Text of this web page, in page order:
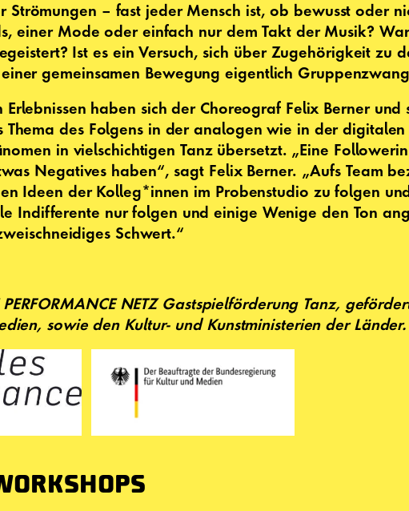
– fast jeder Mensch ist, ob bewusst oder
einer Mode oder einfach nur dem Takt der Musik?
Ist es ein Versuch, sich über Zugehörigkeit zu
gemeinsamen Bewegung eigentlich
Erlebnissen haben sich der Choreograf Felix Berner und
Thema des Folgens in der analogen wie in der
in vielschichtigen Tanz übersetzt. „Eine
Negatives haben“, sagt Felix Berner. „Aufs Team
Ideen der Kolleg*innen im Probenstudio zu folgen
Indifferente nur folgen und einige Wenige den Ton
Schwert.“
NETZ Gastspielförderung Tanz,
sowie den Kultur- und Kunstministerien der Länder.